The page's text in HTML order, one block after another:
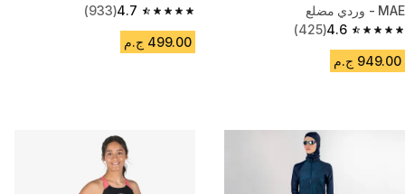
MAE - وردي مضلع
4.6
4.6 out of 5 stars from 425 reviews
(425)
949.00 ج.م
4.7
4.7 out of 5 stars from 933 reviews
(933)
499.00 ج.م